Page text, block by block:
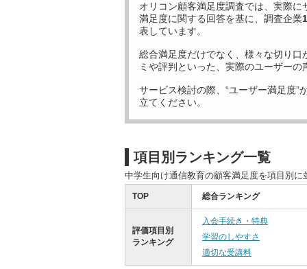
オリコン顧客満足度調査では、実際に
満足度に関する回答を基に、調査企業
表しています。
総合満足度だけでなく、様々な切り口
ミや評判といった、実際のユーザーの
サービス検討の際、“ユーザー満足度”
立てください。
項目別ランキング一覧
中学生向け通信教育の顧客満足度を項目別
TOP 総合ランキング
評価項目別
ランキング
入会手続き・特典
学習のしやすさ
適切な受講料